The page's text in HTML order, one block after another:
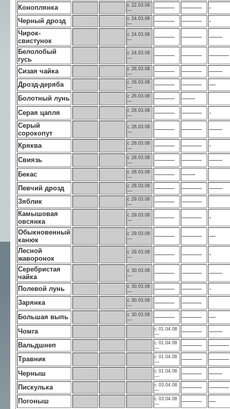
Коноплянка
с 22.03.08
—
——— ———
-
Черный дрозд
с 24.03.08
—
——— ———
-
Чирок-
свистунок
с 24.03.08
—
——— ———
——
Белолобый
гусь
с 24.03.08
—
——— ——— ———
Сизая чайка
с 26.03.08
—
——— ———
——
Дрозд-деряба
с 26.03.08
—
——— ———
—
Болотный лунь
с 26.03.08
—
———
——
Серая цапля
с 26.03.08
—
——— ———
-
Серый
сорокопут
с 26.03.08
—
——— ——— ——
Кряква
с 28.03.08
—
——— ———
-
Свиязь
с 28.03.08
—
——— ———
——
Бекас
с 28.03.08
—
———
——
Певчий дрозд
с 28.03.08
—
——— ———
——
Зяблик
с 29.03.08
—
———
———
Камышовая
овсянка
с 29.03.08
—
——— ———
-
Обыкновенный
канюк
с 29.03.08
—
——— ———
—
Лесной
жаворонок
с 29.03.08
—
——— ———
-
Серебристая
чайка
с 30.03.08
—
——— ——— ——
Полевой лунь
с 30.03.08
—
——— ———
-
Зарянка
с 30.03.08
—
———
———
Большая выпь
с 30.03.08
—
——— ———
—
Чомга
с 01.04.08
—
———
——
Вальдшнеп
с 01.04.08
—
———
———
Травник
с 01.04.08
—
———
———
Черныш
с 01.04.08
—
———
——
Пискулька
с 03.04.08
—
———
———
Погоныш
с 03.04.08
—
———
—